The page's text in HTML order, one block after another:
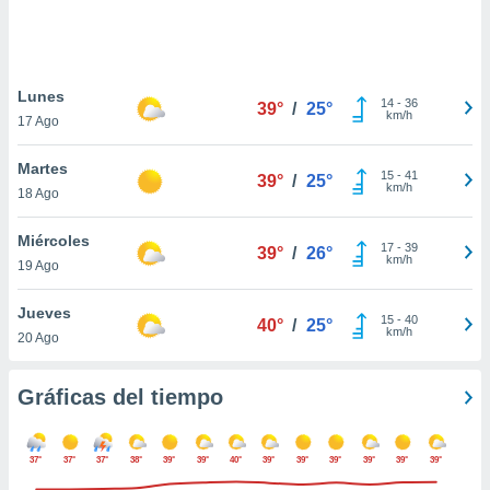
únicos
similares
como
sitio
de
posible
en
a lo que
Para
su
Lunes
17 Ago
39° / 25° 14- 36
km/h
Martes
18 Ago
39° / 25° 15- 41
km/h
Miércoles
19 Ago
39° / 26° 17- 39
km/h
Jueves
20 Ago
40° / 25° 15- 40
km/h
Gráficas del tiempo
37° 37° 37° 38° 39° 39° 40° 39° 39° 39° 39° 39° 39°